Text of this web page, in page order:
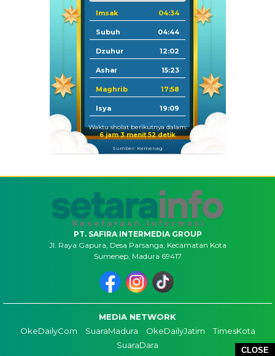
CLOSE
Imsak 04:34
Subuh 04:44
Dzuhur 12:02
Ashar 15:23
Maghrib 17:58
Isya 19:09
Waktu sholat berikutnya dalam:
6 jam 3 menit 51 detik
Sumber: Kemenag
PT. SAFIRA INTERMEDIA GROUP
Jl. Raya Gapura, Desa Parsanga, Kecamatan Kota
Sumenep, Madura 69417
MEDIA NETWORK
OkeDailyCom
SuaraMadura OkeDailyJatim
TimesKota
SuaraDara